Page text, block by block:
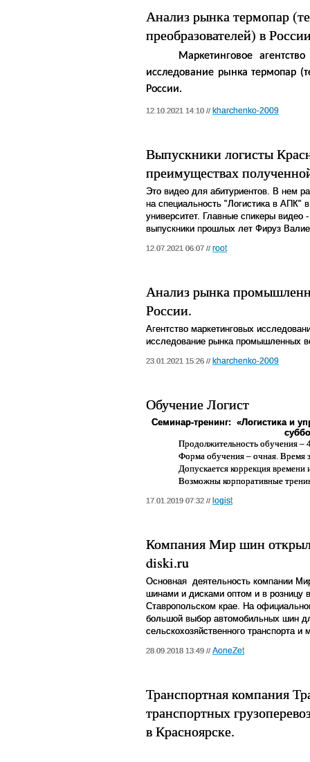
Анализ рынка термопар
преобразователей) в
Маркетинговое
исследование рынкатермопар
России.
12.10.2021 14:10 // kharchenko-2009
Выпускники логисты
преимуществах
Это видео для абитуриентов. В нем
на специальность "Логистика в АПК"
университет. Главные спикеры видео
выпускники прошлых лет Фируз
12.07.2021 06:07 // root
Анализ рынка
России.
Агентство маркетинговых
исследование рынка промышленных
23.01.2021 15:26 // kharchenko-2009
Обучение Логист
Семинар-тренинг: «Логистика и
Продолжительность обучения –
Форма обучения – очная. Время
Допускается коррекция
Возможны корпоративные
17.01.2019 07:32 // logist
Компания Мир шин
diski.ru
Основная деятельность компании
шинами и дисками оптом и в розницу
Ставропольском крае. На
большой выбор автомобильных шин
сельскохозяйственного транспорта и
28.09.2018 13:49 // AoneZet
Транспортная компания
транспортных
в Красноярске.